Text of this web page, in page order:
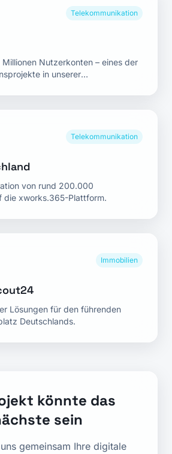
Telekommunikation
Nutzerkonten – eines der
in unserer
Telekommunikation
von rund 200.000
die xworks.365-Plattform.
Immobilien
Lösungen für den führenden
Deutschlands.
könnte das
sein
gemeinsam Ihre digitale